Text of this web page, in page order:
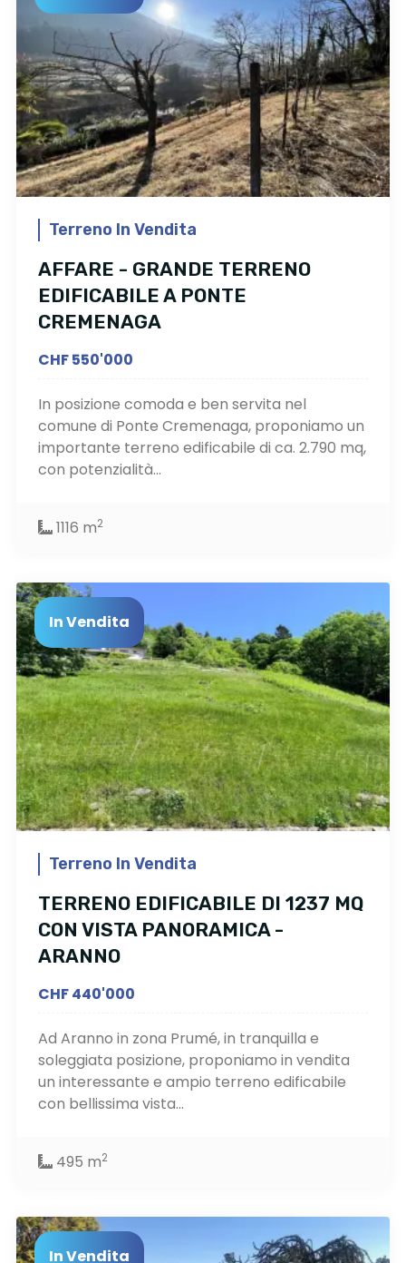
Terreno In Vendita
AFFARE - GRANDE TERRENO
EDIFICABILE A PONTE
CREMENAGA
CHF 550'000
In posizione comoda e ben servita nel
comune di Ponte Cremenaga, proponiamo un
importante terreno edificabile di ca. 2.790 mq,
con potenzialità...
1116 m2
In Vendita
Terreno In Vendita
TERRENO EDIFICABILE DI 1237 MQ
CON VISTA PANORAMICA -
ARANNO
CHF 440'000
Ad Aranno in zona Prumé, in tranquilla e
soleggiata posizione, proponiamo in vendita
un interessante e ampio terreno edificabile
con bellissima vista...
495 m2
In Vendita